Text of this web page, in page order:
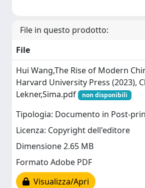
File in questo prodotto:
File
Hui Wang,The Rise of Modern
Harvard University Press (2023),
Lekner,Sima.pdf
non disponibili
Tipologia: Documento in Post-
Licenza: Copyright dell'editore
Dimensione 2.65 MB
Formato Adobe PDF
Visualizza/Apri